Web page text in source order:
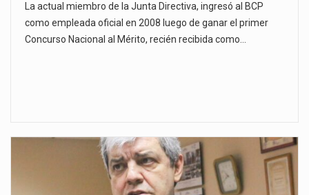
La actual miembro de la Junta Directiva, ingresó al BCP
como empleada oficial en 2008 luego de ganar el primer
Concurso Nacional al Mérito, recién recibida como…